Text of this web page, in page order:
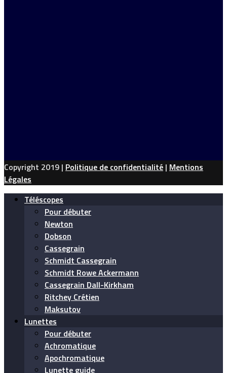
Copyright 2019 | Politique de confidentialité | Mentions
Légales
Téléscopes
Pour débuter
Newton
Dobson
Cassegrain
Schmidt Cassegrain
Schmidt Rowe Ackermann
Cassegrain Dall-Kirkham
Ritchey Crétien
Maksutov
Lunettes
Pour débuter
Achromatique
Apochromatique
Lunette guide